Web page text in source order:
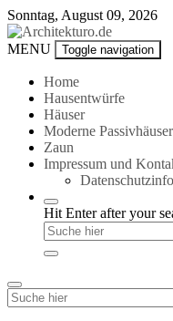
Skip
to
content
Sonntag, August 09, 2026
Architekturo.de
MENU Toggle navigation
Home
Hausentwürfe
Häuser
Moderne Passivhäuser
Zaun
Impressum und
Hit Enter after your
Search
for: